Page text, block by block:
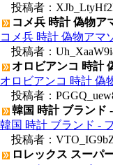
投稿者：
コメ兵 時計 偽物ア
コメ兵 時計 偽物アマ
投稿者：
オロビアンコ 時計
オロビアンコ 時計 偽
投稿者：
韓国 時計 ブランド
韓国 時計 ブランド -
投稿者：
ロレックス スーパ